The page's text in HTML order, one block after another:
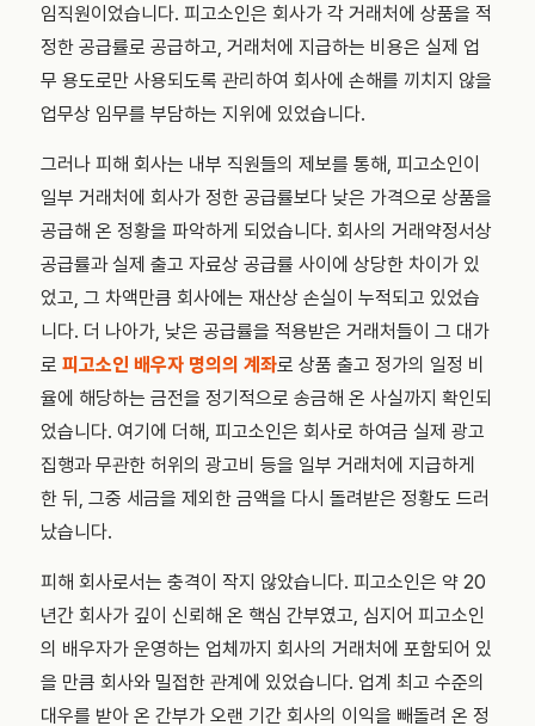
임직원이었습니다. 피고소인은 회사가 각 거래처에 상품을 적
정한 공급률로 공급하고, 거래처에 지급하는 비용은 실제 업
무 용도로만 사용되도록 관리하여 회사에 손해를 끼치지 않을
업무상 임무를 부담하는 지위에 있었습니다.
그러나 피해 회사는 내부 직원들의 제보를 통해, 피고소인이
일부 거래처에 회사가 정한 공급률보다 낮은 가격으로 상품을
공급해 온 정황을 파악하게 되었습니다. 회사의 거래약정서상
공급률과 실제 출고 자료상 공급률 사이에 상당한 차이가 있
었고, 그 차액만큼 회사에는 재산상 손실이 누적되고 있었습
니다. 더 나아가, 낮은 공급률을 적용받은 거래처들이 그 대가
로 피고소인 배우자 명의의 계좌로 상품 출고 정가의 일정 비
율에 해당하는 금전을 정기적으로 송금해 온 사실까지 확인되
었습니다. 여기에 더해, 피고소인은 회사로 하여금 실제 광고
집행과 무관한 허위의 광고비 등을 일부 거래처에 지급하게
한 뒤, 그중 세금을 제외한 금액을 다시 돌려받은 정황도 드러
났습니다.
피해 회사로서는 충격이 작지 않았습니다. 피고소인은 약 20
년간 회사가 깊이 신뢰해 온 핵심 간부였고, 심지어 피고소인
의 배우자가 운영하는 업체까지 회사의 거래처에 포함되어 있
을 만큼 회사와 밀접한 관계에 있었습니다. 업계 최고 수준의
대우를 받아 온 간부가 오랜 기간 회사의 이익을 빼돌려 온 정